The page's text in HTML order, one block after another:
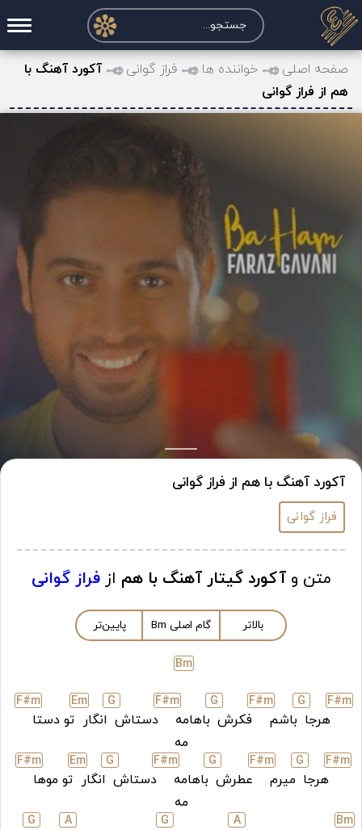
صفحه اصلی
درخواست آکورد
تماس با ما
صفحه اصلی خواننده ها فراز گوانی
آکورد آهنگ با
هم از فراز گوانی
آکورد آهنگ با هم از فراز گوانی
فراز گوانی
متن وآکورد گیتار آهنگ با هم ازفراز گوانی
بالاتر گام اصلی Bm پایین‌تر
Bm
F#m
هرجا
G
باشم
F#m
فکرش
G
باهامه
F#m
دستاش
G
انگار
Em
تو دستا
F#m
مه
F#m
هرجا
G
میرم
F#m
عطرش
G
باهامه
F#m
دستاش
G
انگار
Em
تو موها
F#m
مه
Bm
A
G
A
G